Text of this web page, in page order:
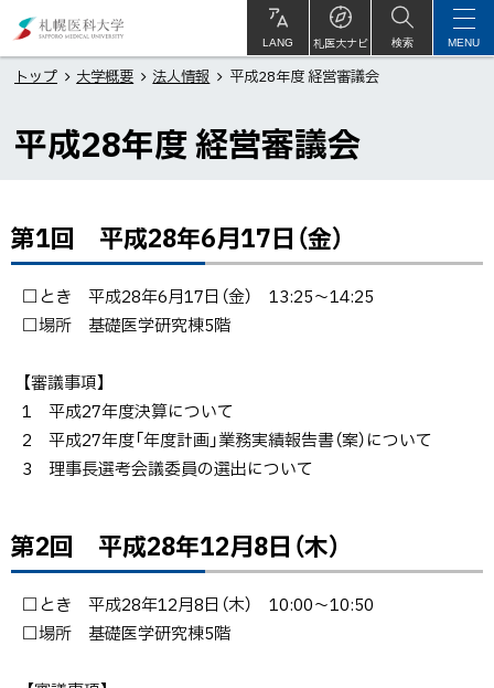
文
へ
ニ
へ
医
大
LANG 札医大ナビ
サ
イ
検索 MENU
トップ 大学概要 法人情報 平成28年度 経営審議会
平成28年度 経営審議会
ペ
ー
ジ
内
次
第1
回
平成
月
日
（金）
第1回 平成28年6月17日（金）
□とき 平成28年6月17日（金） 13:25～14:25
□場所 基礎医学研究棟5階
【審議事項】
1 平成27年度決算について
2 平成27年度「年度計画」業務実績報告書（案）について
3 理事長選考会議委員の選出について
ト
ッ
プ
に
第2回 平成28年12月8日（木）
□とき 平成28年12月8日（木） 10:00～10:50
□場所 基礎医学研究棟5階